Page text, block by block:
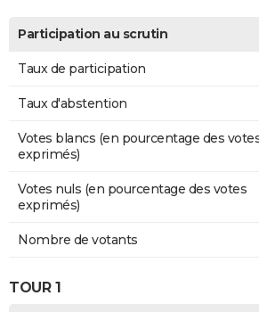
Participation au scrutin
Taux de participation
Taux d'abstention
Votes blancs (en pourcentage des
exprimés)
Votes nuls (en pourcentage des votes
exprimés)
Nombre de votants
TOUR 1